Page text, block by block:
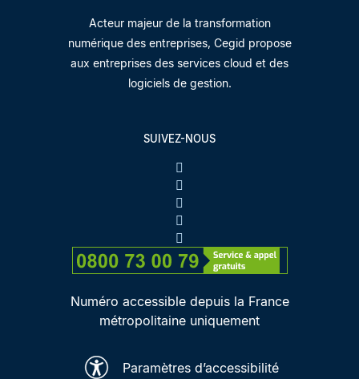
Acteur majeur de la transformation
numérique des entreprises, Cegid propose
aux entreprises des services cloud et des
logiciels de gestion.
SUIVEZ-NOUS
Numéro accessible depuis la France
métropolitaine uniquement
Paramètres d’accessibilité